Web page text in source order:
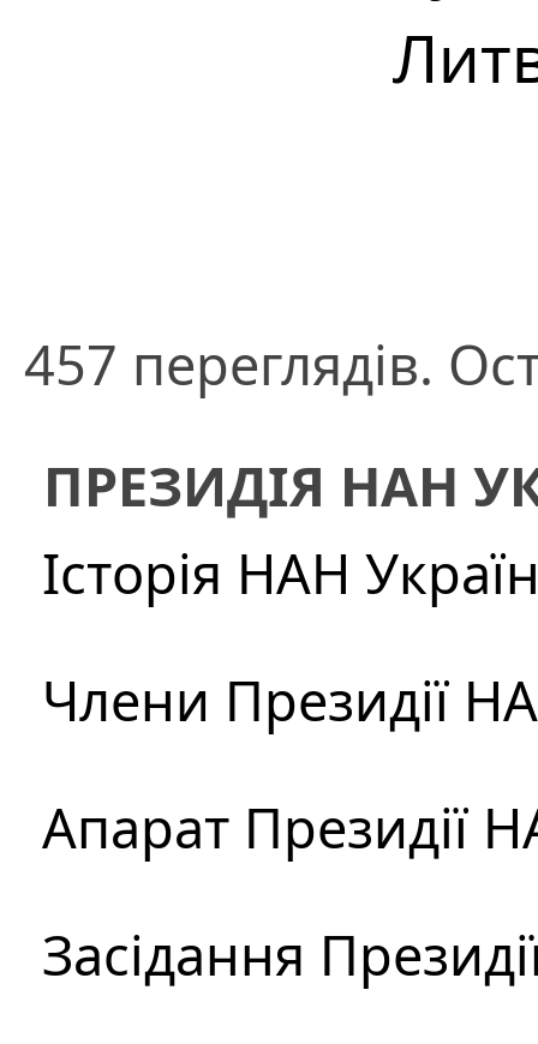
457 переглядів.
ПРЕЗИДІЯ НАН
Історія НАН
Члени Президії
Апарат Президії
Засідання